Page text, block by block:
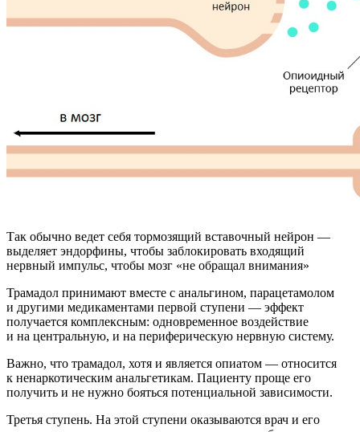
Так обычно ведет себя тормозящий вставочный нейрон —
выделяет эндорфины, чтобы заблокировать входящий
нервный импульс, чтобы мозг «не обращал внимания»
Трамадол принимают вместе с анальгином, парацетамолом
и другими медикаментами первой ступени — эффект
получается комплексным: одновременное воздействие
и на центральную, и на периферическую нервную систему.
Важно, что трамадол, хотя и является опиатом — относится
к ненаркотическим анальгетикам. Пациенту проще его
получить и не нужно бояться потенциальной зависимости.
Третья ступень. На этой ступени оказываются врач и его